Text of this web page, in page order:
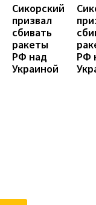
Сикорский
призвал
сбивать
ракеты
РФ над
Украиной
РФ